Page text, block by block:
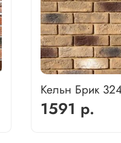
Кельн Брик
1591 р.